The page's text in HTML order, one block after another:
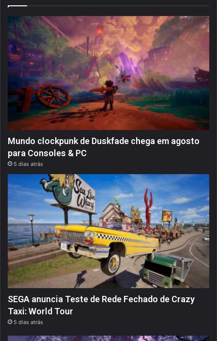
Mundo clockpunk de Duskfade chega em agosto
para Consoles & PC
5 dias atrás
SEGA anuncia Teste de Rede Fechado de Crazy
Taxi: World Tour
5 dias atrás